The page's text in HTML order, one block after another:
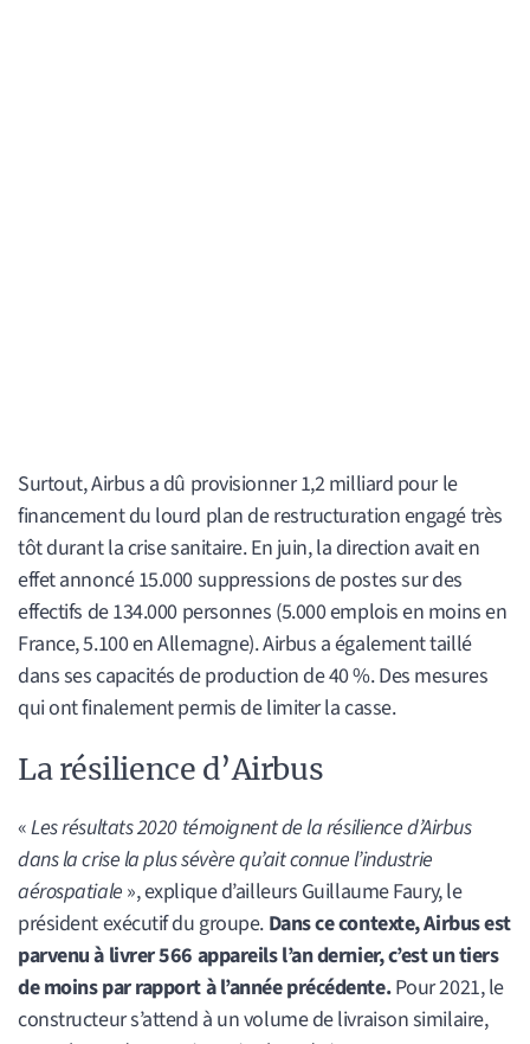
Surtout, Airbus a dû provisionner 1,2 milliard pour le
financement du lourd plan de restructuration engagé très
tôt durant la crise sanitaire. En juin, la direction avait en
effet annoncé 15.000 suppressions de postes sur des
effectifs de 134.000 personnes (5.000 emplois en moins en
France, 5.100 en Allemagne). Airbus a également taillé
dans ses capacités de production de 40 %. Des mesures
qui ont finalement permis de limiter la casse.
La résilience d’Airbus
«Les résultats 2020 témoignent de la résilience d’Airbus
dans la crise la plus sévère qu’ait connue l’industrie
aérospatiale », explique d’ailleurs Guillaume Faury, le
président exécutif du groupe. Dans ce contexte, Airbus est
parvenu à livrer 566 appareils l’an dernier, c’est un tiers
de moins par rapport à l’année précédente.Pour 2021, le
constructeur s’attend à un volume de livraison similaire,